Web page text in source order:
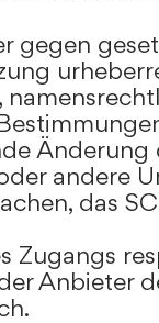
Änderung
andere
das
Anbieter